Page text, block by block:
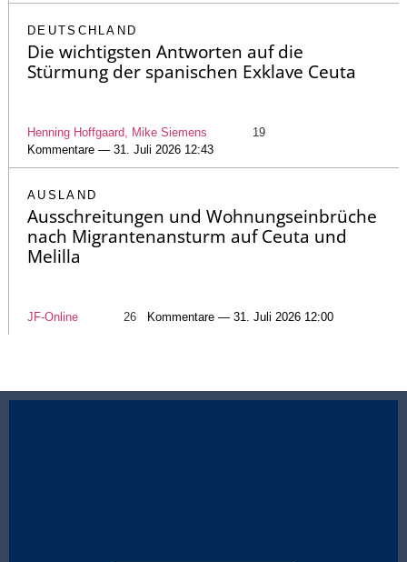
DEUTSCHLAND
Die wichtigsten Antworten auf die
Stürmung der spanischen Exklave Ceuta
Henning Hoffgaard, Mike Siemens
19
Kommentare — 31. Juli 2026 12:43
AUSLAND
Ausschreitungen und Wohnungseinbrüche
nach Migrantenansturm auf Ceuta und
Melilla
JF-Online 26 Kommentare — 31. Juli 2026 12:00